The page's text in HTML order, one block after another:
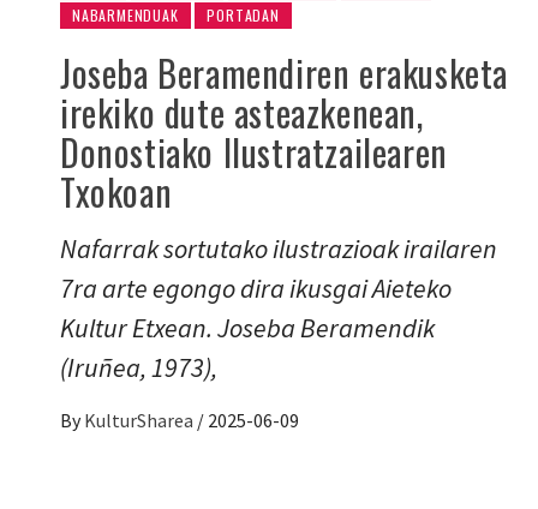
NABARMENDUAK
PORTADAN
Joseba Beramendiren erakusketa
irekiko dute asteazkenean,
Donostiako Ilustratzailearen
Txokoan
Nafarrak sortutako ilustrazioak irailaren
7ra arte egongo dira ikusgai Aieteko
Kultur Etxean. Joseba Beramendik
(Iruñea, 1973),
By KulturSharea / 2025-06-09